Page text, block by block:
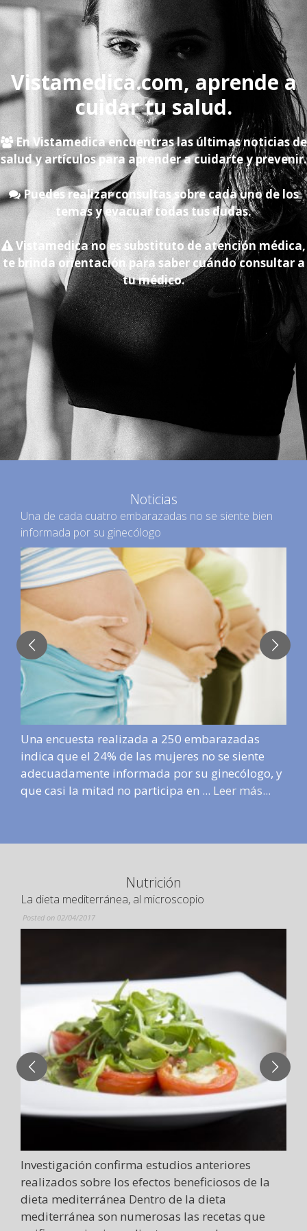
Vistamedica.com, aprende a
cuidar tu salud.
En Vistamedica encuentras las últimas noticias de
salud y artículos para aprender a cuidarte y prevenir.
Puedes realizar consultas sobre cada uno de los
temas y evacuar todas tus dudas.
Vistamedica no es substituto de atención médica,
te brinda orientación para saber cuándo consultar a
tu médico.
Noticias
Una de cada cuatro embarazadas no se siente bien
informada por su ginecólogo
Una encuesta realizada a 250 embarazadas
indica que el 24% de las mujeres no se siente
adecuadamente informada por su ginecólogo, y
que casi la mitad no participa en ... Leer más...
Nutrición
La dieta mediterránea, al microscopio
Posted on 02/04/2017
Investigación confirma estudios anteriores
realizados sobre los efectos beneficiosos de la
dieta mediterránea Dentro de la dieta
mediterránea son numerosas las recetas que